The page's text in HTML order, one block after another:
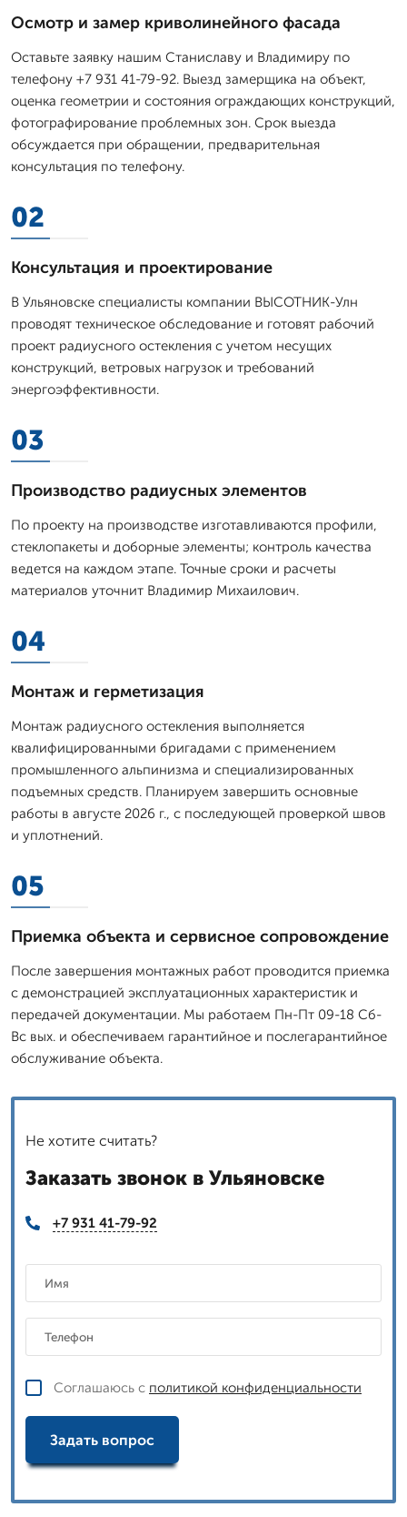
Осмотр и замер криволинейного фасада
Оставьте заявку нашим Станиславу и Владимиру по
телефону +7 931 41-79-92. Выезд замерщика на объект,
оценка геометрии и состояния ограждающих конструкций,
фотографирование проблемных зон. Срок выезда
обсуждается при обращении, предварительная
консультация по телефону.
02
Консультация и проектирование
В Ульяновске специалисты компании ВЫСОТНИК-Улн
проводят техническое обследование и готовят рабочий
проект радиусного остекления с учетом несущих
конструкций, ветровых нагрузок и требований
энергоэффективности.
03
Производство радиусных элементов
По проекту на производстве изготавливаются профили,
стеклопакеты и доборные элементы; контроль качества
ведется на каждом этапе. Точные сроки и расчеты
материалов уточнит Владимир Михаилович.
04
Монтаж и герметизация
Монтаж радиусного остекления выполняется
квалифицированными бригадами с применением
промышленного альпинизма и специализированных
подъемных средств. Планируем завершить основные
работы в августе 2026 г., с последующей проверкой швов
и уплотнений.
05
Приемка объекта и сервисное сопровождение
После завершения монтажных работ проводится приемка
с демонстрацией эксплуатационных характеристик и
передачей документации. Мы работаем Пн-Пт 09-18 Сб-
Вс вых. и обеспечиваем гарантийное и послегарантийное
обслуживание объекта.
Не хотите считать?
Заказать звонок в Ульяновске
+7 931 41-79-92
Соглашаюсь с политикой конфиденциальности
Задать вопрос